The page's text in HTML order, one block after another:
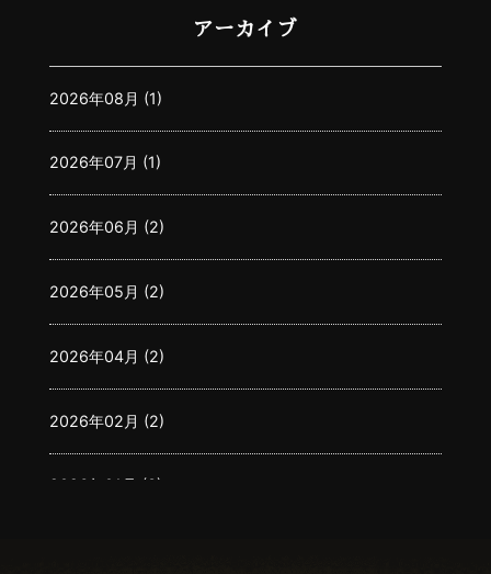
アーカイブ
2026年08月 (1)
2026年07月 (1)
2026年06月 (2)
2026年05月 (2)
2026年04月 (2)
2026年02月 (2)
2026年01月 (3)